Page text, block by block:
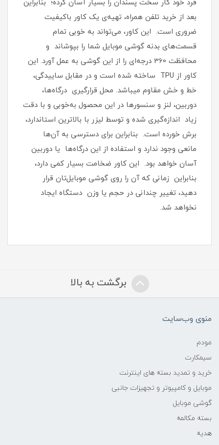
فرد خود کار سخت پسندان را بسیار آسان کرده؛ بنابراین
بعد از خرید تلفن همراه، تهیه‌ی یک کاور با‌کیفیت
ضروری است‏.‏ این کاور، می‌تواند به خوبی تمام
قسمت‌های بدنه گوشی موبایل شما را بپوشاند و
محافظت 360 درجه‌ای را از این گوشی به عمل آورد‏.‏ این
کاور از TPU ساخته شده است و در مقابل ساییدگی،
خط و خش مقاوم میباشد.‏ محل قرارگیری درگاه‌ها،
دوربین، لنز و سنسورها در این محصول به‌خوبی و با دقت
زیاد اندازه‌گیری شده و توسط لیزر با بالاترین استاندارد،
برش خورده است‏.‏ بنابراین برای دسترسی به آن‌ها
مانعی وجود ندارد و استفاده از این درگاه‌ها یا دوربین
آسان خواهد بود‏.‏ این کاور ضخامت بسیار کمی دارد،
بنابراین زمانی که آن را روی گوشی موبایل‌تان قرار
دهید، تغییر چندانی در حجم یا وزن دستگاه ایجاد
نخواهد شد‏.‏
برگشت به بالا
منوی وب‌سایت
مودم
سیمکارت
خرید و تمدید بسته های اینترنت
موبایل و کامپیوتر و تجهیزات جانبی
گوشی موبایل
بسته مکالمه
هدیه